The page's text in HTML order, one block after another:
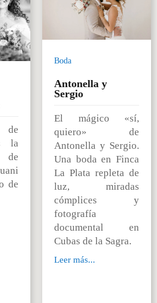
de
la
de
Boda
Antonella y
Sergio
El mágico «sí,
quiero» de
Antonella y Sergio.
Una boda en Finca
La Plata repleta de
luz, miradas
cómplices y
fotografía
documental en
Cubas de la Sagra.
Leer más...